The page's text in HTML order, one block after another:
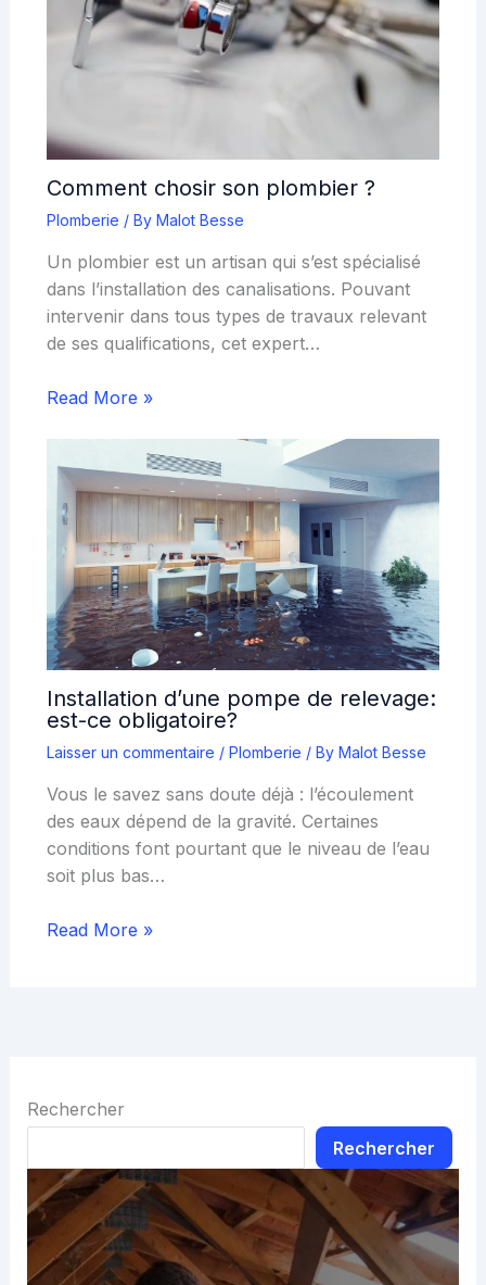
Comment chosir son plombier ?
Plomberie / By Malot Besse
Un plombier est un artisan qui s’est spécialisé
dans l’installation des canalisations. Pouvant
intervenir dans tous types de travaux relevant
de ses qualifications, cet expert…
Read More »
Installation d’une pompe de relevage:
est-ce obligatoire?
Laisser un commentaire / Plomberie / By Malot Besse
Vous le savez sans doute déjà : l’écoulement
des eaux dépend de la gravité. Certaines
conditions font pourtant que le niveau de l’eau
soit plus bas…
Read More »
Rechercher
Rechercher